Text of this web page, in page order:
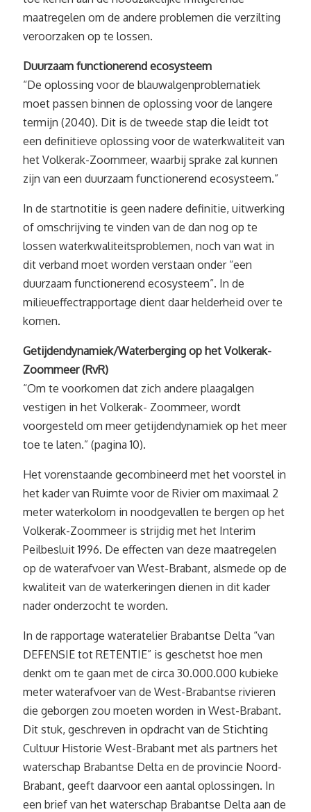
maatregelen om de andere problemen die verzilting
veroorzaken op te lossen.
Duurzaam functionerend ecosysteem
“De oplossing voor de blauwalgenproblematiek
moet passen binnen de oplossing voor de langere
termijn (2040). Dit is de tweede stap die leidt tot
een definitieve oplossing voor de waterkwaliteit van
het Volkerak-Zoommeer, waarbij sprake zal kunnen
zijn van een duurzaam functionerend ecosysteem.”
In de startnotitie is geen nadere definitie, uitwerking
of omschrijving te vinden van de dan nog op te
lossen waterkwaliteitsproblemen, noch van wat in
dit verband moet worden verstaan onder “een
duurzaam functionerend ecosysteem”. In de
milieueffectrapportage dient daar helderheid over te
komen.
Getijdendynamiek/Waterberging op het Volkerak-
Zoommeer (RvR)
“Om te voorkomen dat zich andere plaagalgen
vestigen in het Volkerak- Zoommeer, wordt
voorgesteld om meer getijdendynamiek op het meer
toe te laten.” (pagina 10).
Het vorenstaande gecombineerd met het voorstel in
het kader van Ruimte voor de Rivier om maximaal 2
meter waterkolom in noodgevallen te bergen op het
Volkerak-Zoommeer is strijdig met het Interim
Peilbesluit 1996. De effecten van deze maatregelen
op de waterafvoer van West-Brabant, alsmede op de
kwaliteit van de waterkeringen dienen in dit kader
nader onderzocht te worden.
In de rapportage wateratelier Brabantse Delta “van
DEFENSIE tot RETENTIE” is geschetst hoe men
denkt om te gaan met de circa 30.000.000 kubieke
meter waterafvoer van de West-Brabantse rivieren
die geborgen zou moeten worden in West-Brabant.
Dit stuk, geschreven in opdracht van de Stichting
Cultuur Historie West-Brabant met als partners het
waterschap Brabantse Delta en de provincie Noord-
Brabant, geeft daarvoor een aantal oplossingen. In
een brief van het waterschap Brabantse Delta aan de